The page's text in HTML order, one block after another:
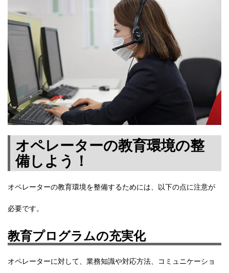
オペレーターの教育環境の整
備しよう！
オペレーターの教育環境を整備するためには、以下の点に注意が
必要です。
教育プログラムの充実化
オペレーターに対して、業務知識や対応方法、コミュニケーショ